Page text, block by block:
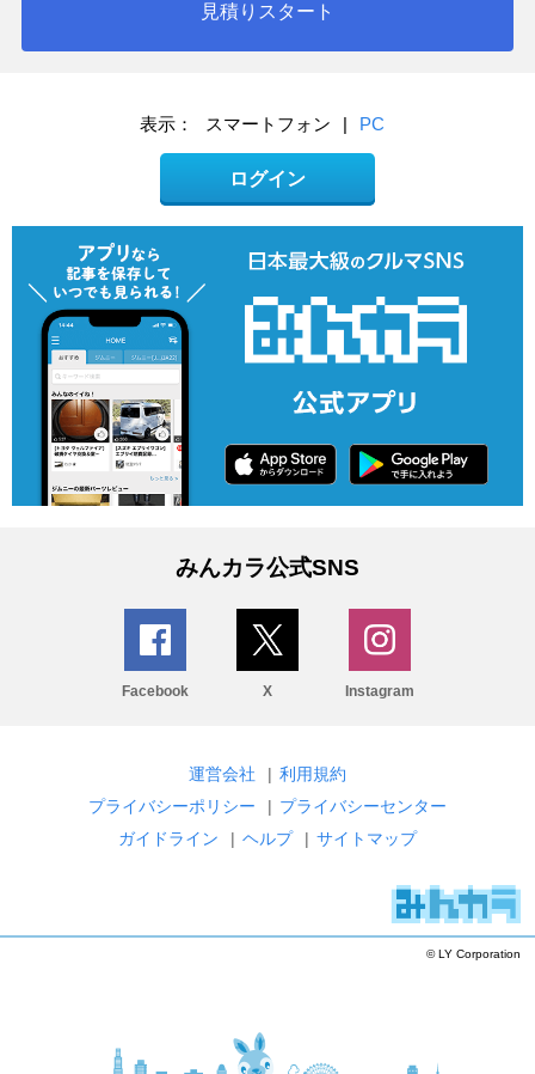
見積りスタート
表示： スマートフォン | PC
ログイン
みんカラ公式SNS
Facebook X Instagram
運営会社 | 利用規約
プライバシーポリシー
| プライバシーセンター
ガイドライン
| ヘルプ | サイトマップ
© LY Corporation